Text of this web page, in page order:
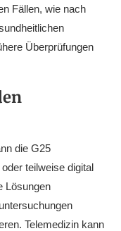
Fällen, wie nach
Überprüfungen
die G25
teilweise digital
Lösungen
Telemedizin kann